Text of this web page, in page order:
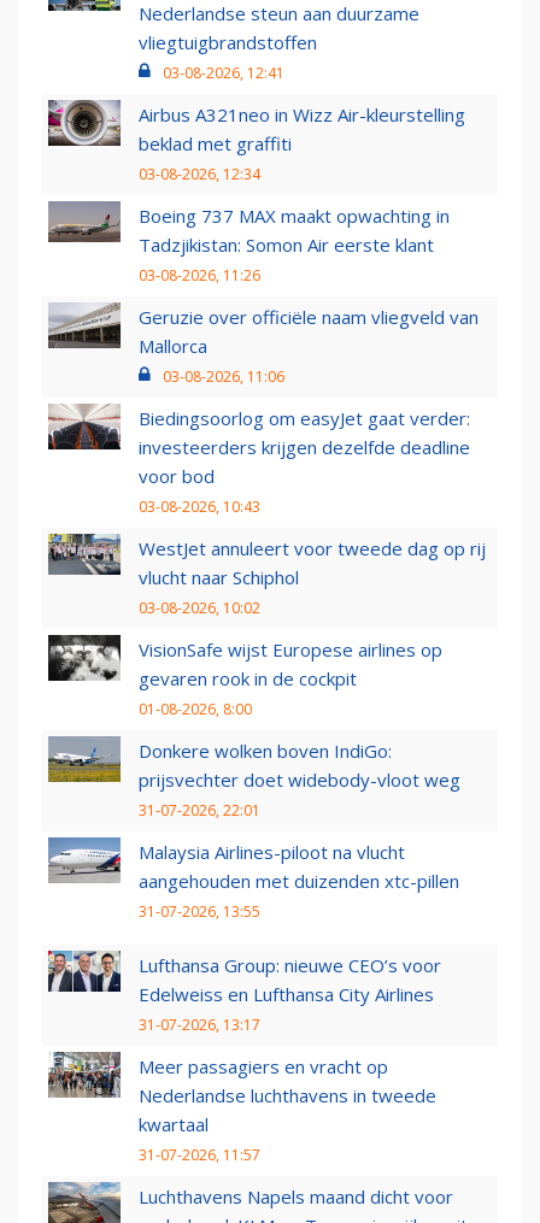
Nederlandse steun aan duurzame
vliegtuigbrandstoffen
03-08-2026, 12:41
Airbus A321neo in Wizz Air-kleurstelling
beklad met graffiti
03-08-2026, 12:34
Boeing 737 MAX maakt opwachting in
Tadzjikistan: Somon Air eerste klant
03-08-2026, 11:26
Geruzie over officiële naam vliegveld van
Mallorca
03-08-2026, 11:06
Biedingsoorlog om easyJet gaat verder:
investeerders krijgen dezelfde deadline
voor bod
03-08-2026, 10:43
WestJet annuleert voor tweede dag op rij
vlucht naar Schiphol
03-08-2026, 10:02
VisionSafe wijst Europese airlines op
gevaren rook in de cockpit
01-08-2026, 8:00
Donkere wolken boven IndiGo:
prijsvechter doet widebody-vloot weg
31-07-2026, 22:01
Malaysia Airlines-piloot na vlucht
aangehouden met duizenden xtc-pillen
31-07-2026, 13:55
Lufthansa Group: nieuwe CEO’s voor
Edelweiss en Lufthansa City Airlines
31-07-2026, 13:17
Meer passagiers en vracht op
Nederlandse luchthavens in tweede
kwartaal
31-07-2026, 11:57
Luchthavens Napels maand dicht voor